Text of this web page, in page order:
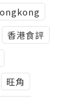
香港食評
旺角